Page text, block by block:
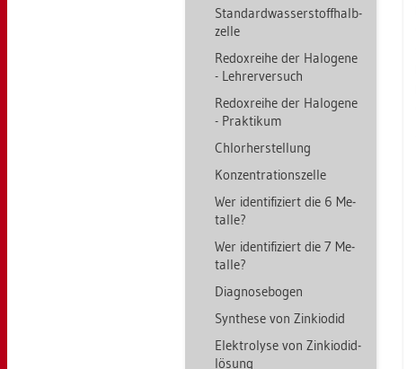
Stan­dard­was­ser­stoff­halb­
zel­le
Re­dox­rei­he der Ha­lo­ge­ne
- Leh­rer­ver­such
Re­dox­rei­he der Ha­lo­ge­ne
- Prak­ti­kum
Chlor­her­stel­lung
Kon­zen­tra­ti­ons­zel­le
Wer iden­ti­fi­ziert die 6 Me­
tal­le?
Wer iden­ti­fi­ziert die 7 Me­
tal­le?
Dia­gno­se­bo­gen
Syn­the­se von Zin­ki­odid
Elek­tro­ly­se von Zin­ki­odid­
lö­sung